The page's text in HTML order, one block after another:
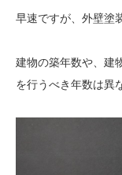
早速ですが、外壁塗
建物の築年数や、建
を行うべき年数は異